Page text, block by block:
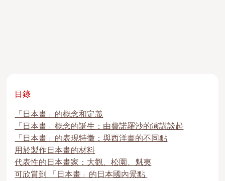
目錄
「日本畫」的概念和定義
「日本畫」概念的誕生：由費諾羅沙的演講談起
「日本畫」的表現特徵：與西洋畫的不同點
用於製作日本畫的材料
代表性的日本畫家：大觀、松園、魁夷
可欣賞到 「日本畫」的日本國內景點